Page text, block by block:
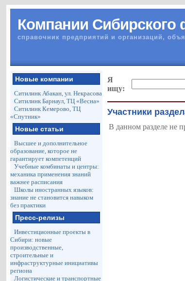
Компании Сибирского
справочник предприятий и организаций,
Новые компании
Ситилинк Абакан, ул. Некрасова
Ситилинк Барнаул, ТЦ «Весна»
Ситилинк Кемерово, ТЦ
«Спутник»
Новые статьи
Высшее и дополнительное
образование, которое не
гарантирует компетенций
Учебные комбинаты и центры:
механика применения знаний
важнее расписания
Школы иностранных языков:
знание не становится навыком
без практики
Пресс-релизы
Инвестиционные проекты в
Сибири: новые
производственные,
строительные и
инфраструктурные инициативы
региона
Логистические и транспортные
Я
ищу:
Участники
В данном разделе не